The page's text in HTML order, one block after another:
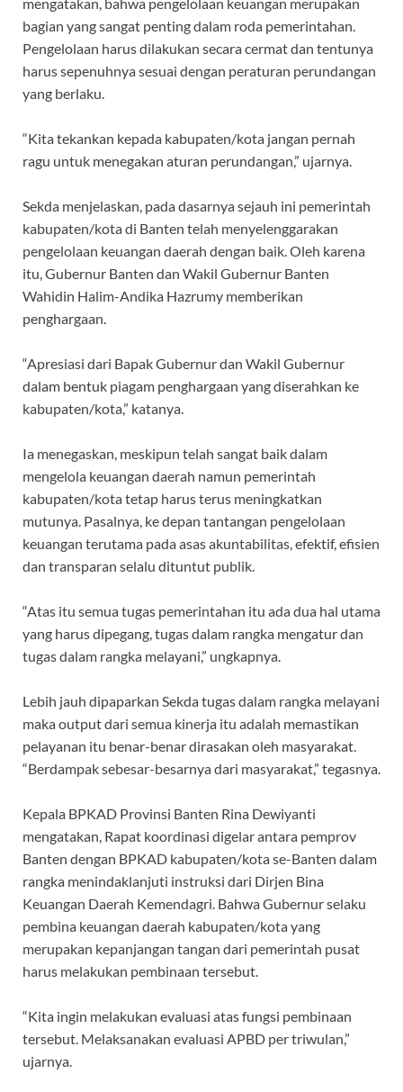
mengatakan, bahwa pengelolaan keuangan merupakan
bagian yang sangat penting dalam roda pemerintahan.
Pengelolaan harus dilakukan secara cermat dan tentunya
harus sepenuhnya sesuai dengan peraturan perundangan
yang berlaku.
“Kita tekankan kepada kabupaten/kota jangan pernah
ragu untuk menegakan aturan perundangan,” ujarnya.
Sekda menjelaskan, pada dasarnya sejauh ini pemerintah
kabupaten/kota di Banten telah menyelenggarakan
pengelolaan keuangan daerah dengan baik. Oleh karena
itu, Gubernur Banten dan Wakil Gubernur Banten
Wahidin Halim-Andika Hazrumy memberikan
penghargaan.
“Apresiasi dari Bapak Gubernur dan Wakil Gubernur
dalam bentuk piagam penghargaan yang diserahkan ke
kabupaten/kota,” katanya.
Ia menegaskan, meskipun telah sangat baik dalam
mengelola keuangan daerah namun pemerintah
kabupaten/kota tetap harus terus meningkatkan
mutunya. Pasalnya, ke depan tantangan pengelolaan
keuangan terutama pada asas akuntabilitas, efektif, efisien
dan transparan selalu dituntut publik.
“Atas itu semua tugas pemerintahan itu ada dua hal utama
yang harus dipegang, tugas dalam rangka mengatur dan
tugas dalam rangka melayani,” ungkapnya.
Lebih jauh dipaparkan Sekda tugas dalam rangka melayani
maka output dari semua kinerja itu adalah memastikan
pelayanan itu benar-benar dirasakan oleh masyarakat.
“Berdampak sebesar-besarnya dari masyarakat,” tegasnya.
Kepala BPKAD Provinsi Banten Rina Dewiyanti
mengatakan, Rapat koordinasi digelar antara pemprov
Banten dengan BPKAD kabupaten/kota se-Banten dalam
rangka menindaklanjuti instruksi dari Dirjen Bina
Keuangan Daerah Kemendagri. Bahwa Gubernur selaku
pembina keuangan daerah kabupaten/kota yang
merupakan kepanjangan tangan dari pemerintah pusat
harus melakukan pembinaan tersebut.
“Kita ingin melakukan evaluasi atas fungsi pembinaan
tersebut. Melaksanakan evaluasi APBD per triwulan,”
ujarnya.